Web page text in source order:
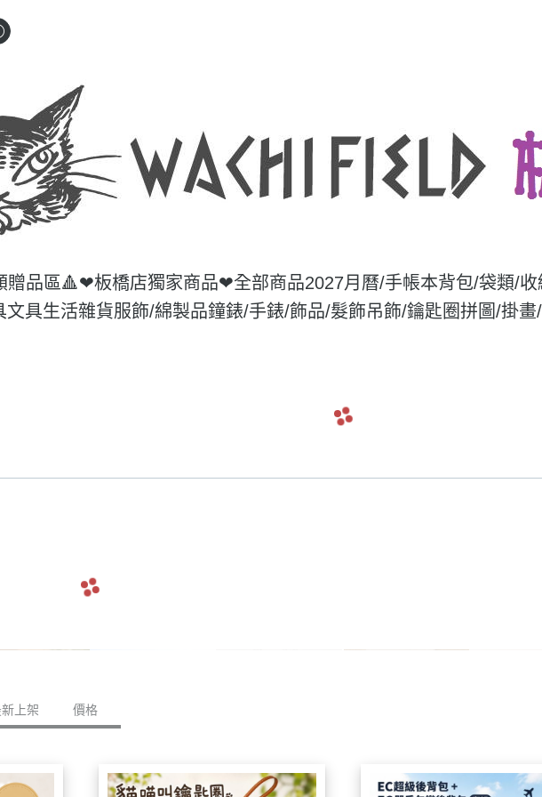
贈品區🔺❤板橋店獨家商品❤全部商品2027月曆/手帳本背包/袋類/
文具生活雜貨服飾/綿製品鐘錶/手錶/飾品/髮飾吊飾/鑰匙圈拼圖/掛畫
上架 價格